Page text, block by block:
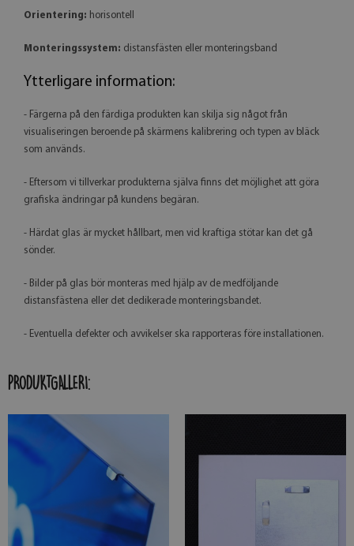
Orientering: horisontell
Monteringssystem: distansfästen eller monteringsband
Ytterligare information:
- Färgerna på den färdiga produkten kan skilja sig något från
visualiseringen beroende på skärmens kalibrering och typen av bläck
som används.
- Eftersom vi tillverkar produkterna själva finns det möjlighet att göra
grafiska ändringar på kundens begäran.
- Härdat glas är mycket hållbart, men vid kraftiga stötar kan det gå
sönder.
- Bilder på glas bör monteras med hjälp av de medföljande
distansfästena eller det dedikerade monteringsbandet.
- Eventuella defekter och avvikelser ska rapporteras före installationen.
PRODUKTGALLERI: